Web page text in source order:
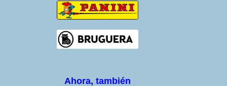
Ahora, también